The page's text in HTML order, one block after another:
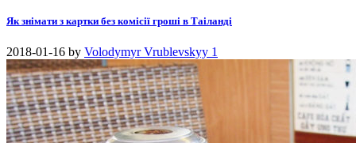
Як знімати з картки без комісії гроші в Таіланді
2018-01-16 by Volodymyr Vrublevskyy 1